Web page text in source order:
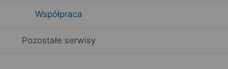
Współpraca
Pozostałe serwisy